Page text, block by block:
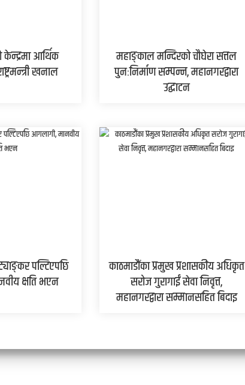
केन्द्रमा आर्थिक
खनाल
महाङ्काल मन्दिरको चौघेरा सत्तल
पुनःनिर्माण सम्पन्न, महानगरद्वारा
उद्घाटन
पल्टिएपछि
क्षति भएन
काठमाडौंका प्रमुख प्रशासकीय अधिकृत
सरोज गुरागाईं सेवा निवृत्त,
महानगरद्वारा सम्मानसहित बिदाइ